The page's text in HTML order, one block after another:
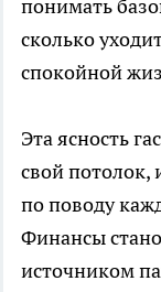
понимать
сколько
спокойной
Эта ясность
свой потолок,
по поводу
Финансы
источником